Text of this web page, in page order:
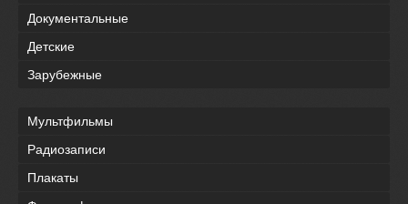
Документальные
Детские
Зарубежные
Мультфильмы
Радиозаписи
Плакаты